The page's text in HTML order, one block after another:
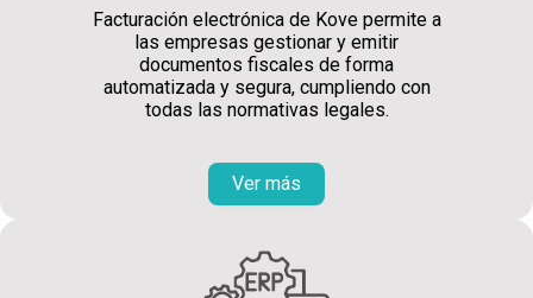
Facturación electrónica de Kove permite a
las empresas gestionar y emitir
documentos fiscales de forma
automatizada y segura, cumpliendo con
todas las normativas legales.
Ver más